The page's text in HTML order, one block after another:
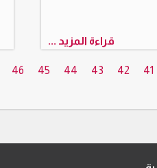
قراءة المزيد ...
41
42
43
44
45
46